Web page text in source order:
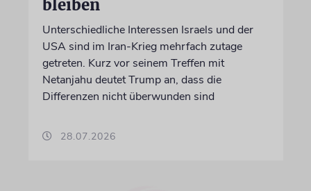
bleiben
Unterschiedliche Interessen Israels und der
USA sind im Iran-Krieg mehrfach zutage
getreten. Kurz vor seinem Treffen mit
Netanjahu deutet Trump an, dass die
Differenzen nicht überwunden sind
28.07.2026